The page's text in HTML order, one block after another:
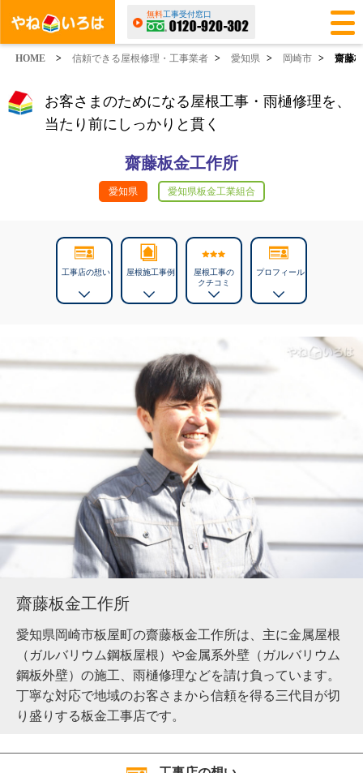
無料工事受付窓口
HOME > 信頼できる屋根修理・工事業者 > 愛知県 > 岡崎市 > 齋藤
お客さまのためになる屋根工事・雨樋修理を、
当たり前にしっかりと貫く
齋藤板金工作所
愛知県 愛知県板金工業組合
工事店の想い 屋根施工事例
屋根工事の
クチコミ
プロフィール
齋藤板金工作所
愛知県岡崎市板屋町の齋藤板金工作所は、主に金属屋根
（ガルバリウム鋼板屋根）や金属系外壁（ガルバリウム
鋼板外壁）の施工、雨樋修理などを請け負っています。
丁寧な対応で地域のお客さまから信頼を得る三代目が切
り盛りする板金工事店です。